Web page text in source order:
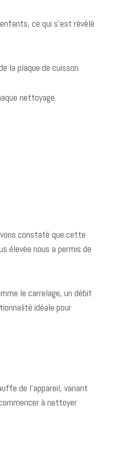
ce qui s’est révélé
la plaque de cuisson.
nettoyage.
constaté que cette
élevée nous a permis de
le carrelage, un débit
idéale pour
de l’appareil, variant
à nettoyer